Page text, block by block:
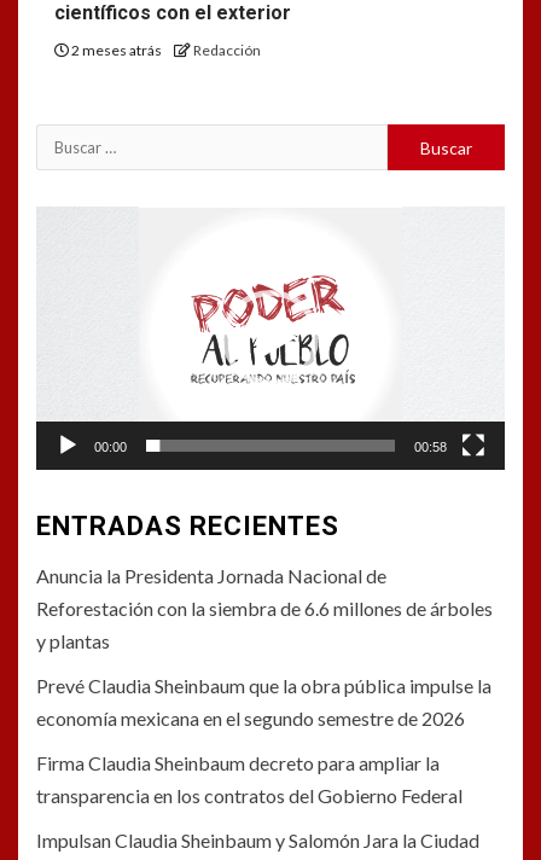
científicos con el exterior
2 meses atrás Redacción
00:00 00:58
ENTRADAS RECIENTES
Anuncia la Presidenta Jornada Nacional de
Reforestación con la siembra de 6.6 millones de árboles
y plantas
Prevé Claudia Sheinbaum que la obra pública impulse la
economía mexicana en el segundo semestre de 2026
Firma Claudia Sheinbaum decreto para ampliar la
transparencia en los contratos del Gobierno Federal
Impulsan Claudia Sheinbaum y Salomón Jara la Ciudad